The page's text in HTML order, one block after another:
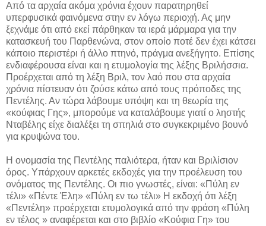
Από τα αρχαία ακόμα χρόνια έχουν παρατηρηθεί
υπερφυσικά φαινόμενα στην εν λόγω περιοχή. Ας μην
ξεχνάμε ότι από εκεί πάρθηκαν τα ιερά μάρμαρα για την
κατασκευή του Παρθενώνα, στον οποίο ποτέ δεν έχει κάτσει
κάποιο περιστέρι ή άλλο πτηνό, πράγμα ανεξήγητο. Επίσης
ενδιαφέρουσα είναι και η ετυμολογία της λέξης Βριλήσσια.
Προέρχεται από τη λέξη Βριλ, τον λαό που στα αρχαία
χρόνια πίστευαν ότι ζούσε κάτω από τους πρόποδες της
Πεντέλης. Αν τώρα λάβουμε υπόψη και τη θεωρία της
«κούφιας Γης», μπορούμε να καταλάβουμε γιατί ο ληστής
Νταβέλης είχε διαλέξει τη σπηλιά στο συγκεκριμένο βουνό
για κρυψώνα του.
Η ονομασία της Πεντέλης παλιότερα, ήταν και Βριλίσιον
όρος. Υπάρχουν αρκετές εκδοχές για την προέλευση του
ονόματος της Πεντέλης. Οι πιο γνωστές, είναι: «Πύλη εν
τέλι» «Πέντε Έλη» «Πύλη εν τω τέλι» Η εκδοχή ότι λέξη
«Πεντέλη» προέρχεται ετυμολογικά από την φράση «Πύλη
εν τέλος » αναφέρεται και στο βιβλίο «Κούφια Γη» του